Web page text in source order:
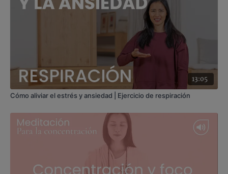
Encuentra todos los materiales del reto aquí →
Materiales del reto Menos Grasa, Más Salud
13:05
Cómo aliviar el estrés y ansiedad | Ejercicio de respiración